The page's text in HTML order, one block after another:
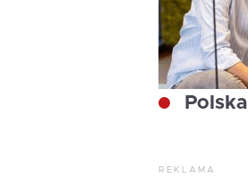
Polska
REKLAMA